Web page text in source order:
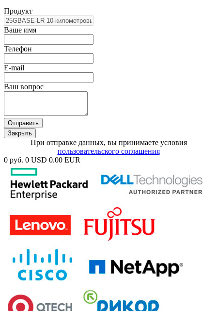
Продукт
Ваше имя
Телефон
E-mail
Ваш вопрос
Отправить
Закрыть
При отправке данных, вы принимаете условия
пользовательского соглашения
0 руб. 0 USD 0.00 EUR